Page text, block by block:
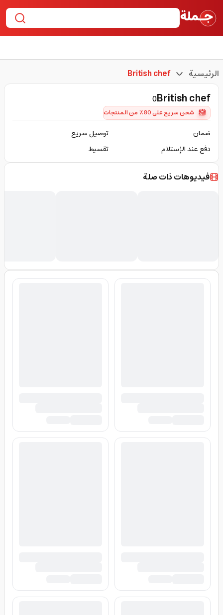
الرئيسية British chef
British chef
0
شحن سريع على 80٪ من المنتجات
ضمان
توصيل سريع
دفع عند الإستلام
تقسيط
فيديوهات ذات صلة